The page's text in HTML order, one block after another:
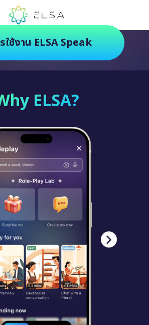
ภาษายุคใหม่ ฝึกสนุกยิ่งกว่า
ใช้งาน ELSA Speak
ELSA?